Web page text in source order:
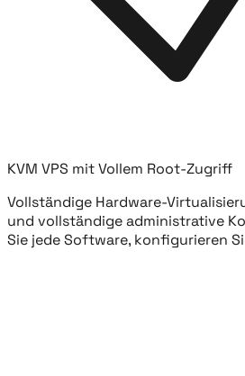
KVM VPS mit Vollem Root-Zugriff
Vollständige Hardware-
und vollständige administrative
Sie jede Software, konfigurieren